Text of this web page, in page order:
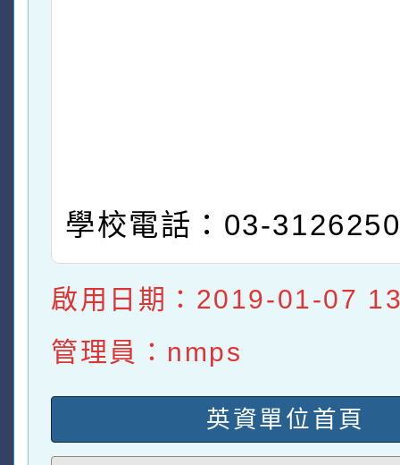
學校電話：03-
啟用日期：2019-01-07
管理員：nmps
英資單位首頁